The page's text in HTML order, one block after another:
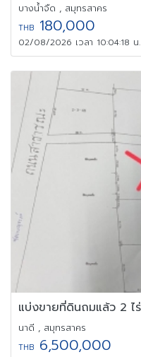
บางน้ำจืด , สมุทรสาคร
THB 180,000
02/08/2026 เวลา 10:04:18 น.
นาดี , สมุทรสาคร
THB 6,500,000